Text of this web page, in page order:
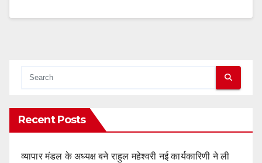
Recent Posts
व्यापार मंडल के अध्यक्ष बने राहुल महेश्वरी नई कार्यकारिणी ने ली